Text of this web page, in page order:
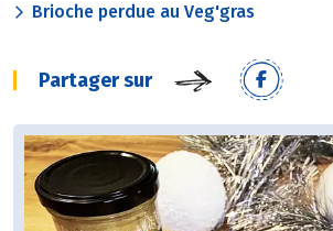
Brioche perdue au Veg'gras
Partager sur